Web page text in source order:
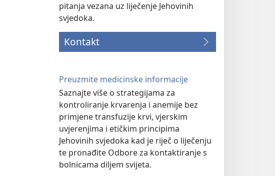
pitanja vezana uz liječenje Jehovinih
svjedoka.
Kontakt
Preuzmite medicinske informacije
Saznajte više o strategijama za
kontroliranje krvarenja i anemije bez
primjene transfuzije krvi, vjerskim
uvjerenjima i etičkim principima
Jehovinih svjedoka kad je riječ o liječenju
te pronađite Odbore za kontaktiranje s
bolnicama diljem svijeta.